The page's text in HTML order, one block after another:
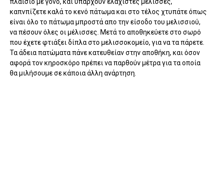
καπνπίζετε καλά το κενό πάτωμα και στο τέλος χτυπάτε όπως
είναι όλο το πάτωμα μπροστά απο την είσοδο του μελισσιού,
να πέσουν όλες οι μέλισσες. Μετά το αποθηκεύετε στο σωρό
που έχετε φτιάξει δίπλα στο μελισσοκομείο, για να τα πάρετε.
Τα άδεια πατώματα πάνε κατευθείαν στην αποθήκη, και όσον
αφορά τον κηροσκόρο πρέπει να παρθούν μέτρα για τα οποία
θα μιλήσουμε σε κάποια άλλη ανάρτηση.